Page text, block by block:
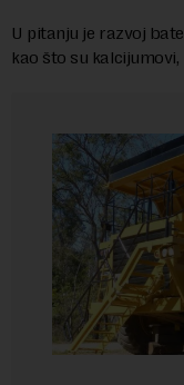
U pitanju je razvoj
kao što su